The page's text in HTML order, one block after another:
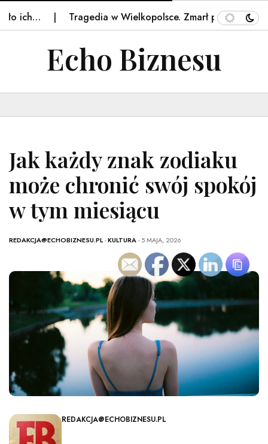
Tragedia w Wielkopolsce. Zmarł przy pracy – o2
Echo Biznesu
Jak każdy znak zodiaku
może chronić swój spokój
w tym miesiącu
REDAKCJA@ECHOBIZNESU.PL-KULTURA- 5 MAJA, 2026
REDAKCJA@ECHOBIZNESU.PL